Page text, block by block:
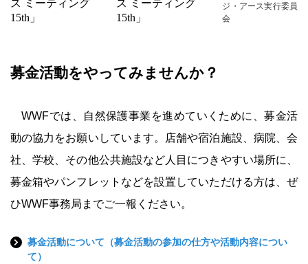
ジ・アース実行委員
会
募金活動をやってみませんか？
WWFでは、自然保護事業を進めていくために、募金活
動の協力をお願いしています。店舗や宿泊施設、病院、会
社、学校、その他公共施設など人目につきやすい場所に、
募金箱やパンフレットなどを設置していただける方は、ぜ
ひWWF事務局までご一報ください。
募金活動について（募金活動の参加の仕方や活動内容につい
て）